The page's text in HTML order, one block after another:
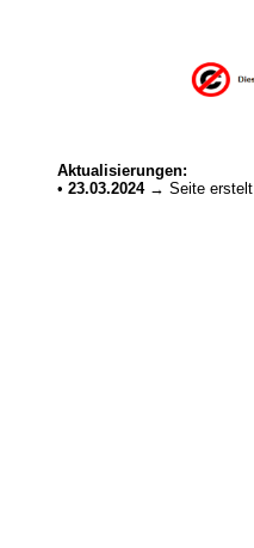
Aktualisierungen:
• 23.03.2024→ Seite erstelt